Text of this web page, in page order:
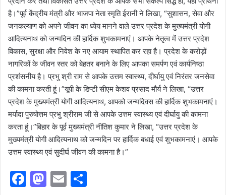
है।”पूर्व केंद्रीय मंत्री और भाजपा नेता स्मृति ईरानी ने लिखा, “सुशासन, सेवा और
जनकल्याण को अपने जीवन का ध्येय मानने वाले उत्तर प्रदेश के मुख्यमंत्री योगी
आदित्यनाथ को जन्मदिन की हार्दिक शुभकामनाएं। आपके नेतृत्व में उत्तर प्रदेश
विकास, सुरक्षा और निवेश के नए आयाम स्थापित कर रहा है। प्रदेश के करोड़ों
नागरिकों के जीवन स्तर को बेहतर बनाने के लिए आपका समर्पण एवं कार्यनिष्ठा
प्रशंसनीय है। प्रभु श्री राम से आपके उत्तम स्वास्थ्य, दीर्घायु एवं निरंतर जनसेवा
की कामना करती हूं।”यूपी के डिप्टी सीएम केशव प्रसाद मौर्य ने लिखा, “उत्तर
प्रदेश के मुख्यमंत्री योगी आदित्यनाथ, आपको जन्मदिवस की हार्दिक शुभकामनाएं।
मर्यादा पुरुषोत्तम प्रभु श्रीराम जी से आपके उत्तम स्वास्थ्य एवं दीर्घायु की कामना
करता हूं।”बिहार के पूर्व मुख्यमंत्री नीतिश कुमार ने लिखा, “उत्तर प्रदेश के
मुख्यमंत्री योगी आदित्यनाथ को जन्मदिन पर हार्दिक बधाई एवं शुभकामनाएं। आपके
उत्तम स्वास्थ्य एवं सुदीर्घ जीवन की कामना है।”
F
M E